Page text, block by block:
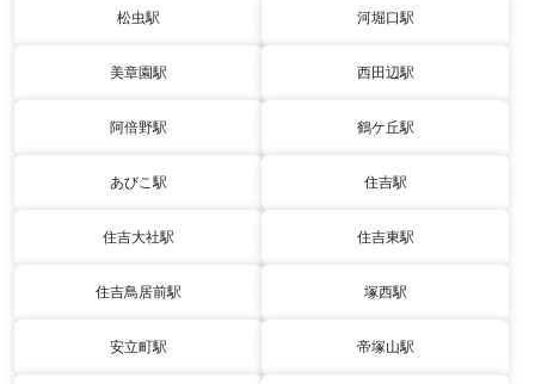
松虫駅 河堀口駅
美章園駅 西田辺駅
阿倍野駅 鶴ケ丘駅
あびこ駅 住吉駅
住吉大社駅 住吉東駅
住吉鳥居前駅 塚西駅
安立町駅 帝塚山駅